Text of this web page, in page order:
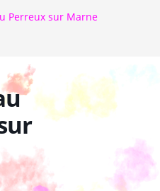
Perreux sur Marne